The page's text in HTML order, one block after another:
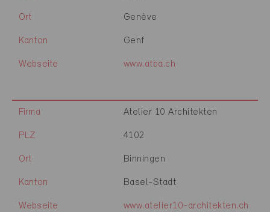
Ort Genève
Kanton Genf
Webseite www.atba.ch
Firma Atelier 10 Architekten
PLZ 4102
Ort Binningen
Kanton Basel-Stadt
Webseite www.atelier10-architekten.ch